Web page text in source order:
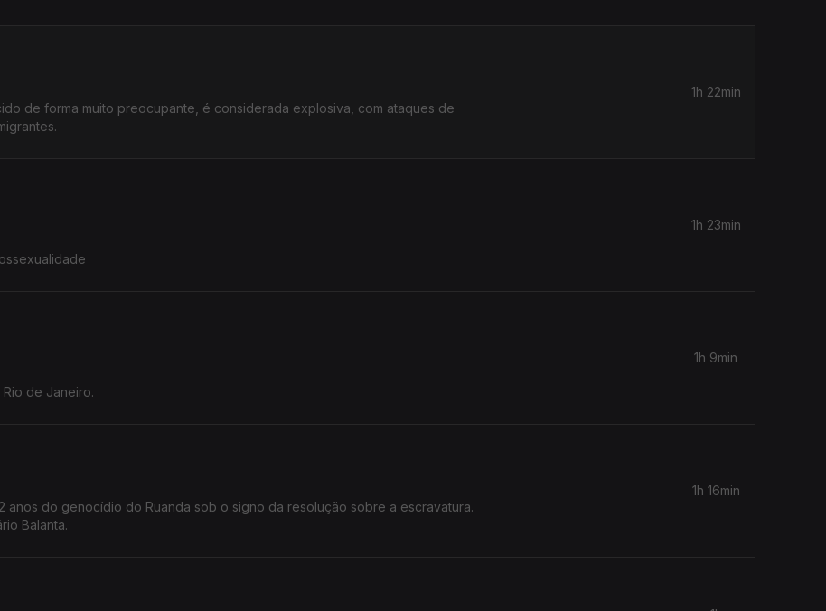
de forma muito preocupante, é considerada explosiva, com ataques de
1h 22min
1h 23min
de Janeiro.
1h 9min
anos do genocídio do Ruanda sob o signo da resolução sobre a escravatura.
Balanta.
1h 16min